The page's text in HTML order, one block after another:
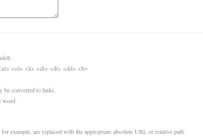
<ol> <li> <dl> <dt> <dd> <b>
be converted to links.
word.
example, are replaced with the appropriate absolute URL or relative path.